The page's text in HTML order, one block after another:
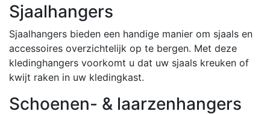
Sjaalhangers
Sjaalhangers bieden een handige manier om sjaals en
accessoires overzichtelijk op te bergen. Met deze
kledinghangers voorkomt u dat uw sjaals kreuken of
kwijt raken in uw kledingkast.
Schoenen- & laarzenhangers